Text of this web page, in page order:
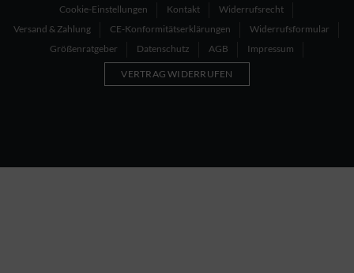
Cookie-Einstellungen Kontakt
Widerrufsrecht
Versand & Zahlung
CE-Konformitätserklärungen
Widerrufsformular
Größenratgeber
Datenschutz AGB Impressum
VERTRAG WIDERRUFEN